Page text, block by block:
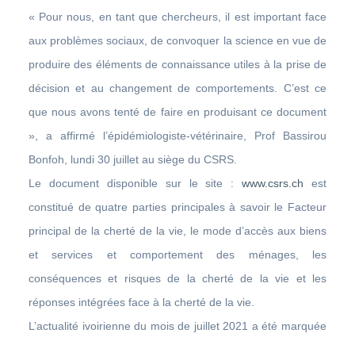
« Pour nous, en tant que chercheurs, il est important face
aux problèmes sociaux, de convoquer la science en vue de
produire des éléments de connaissance utiles à la prise de
décision et au changement de comportements. C’est ce
que nous avons tenté de faire en produisant ce document
», a affirmé l’épidémiologiste-vétérinaire, Prof Bassirou
Bonfoh, lundi 30 juillet au siège du CSRS.
Le document disponible sur le site :www.csrs.ch est
constitué de quatre parties principales à savoir le Facteur
principal de la cherté de la vie, le mode d’accès aux biens
et services et comportement des ménages, les
conséquences et risques de la cherté de la vie et les
réponses intégrées face à la cherté de la vie.
L’actualité ivoirienne du mois de juillet 2021 a été marquée